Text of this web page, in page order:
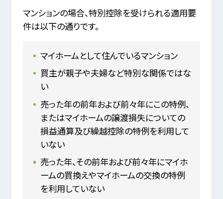
マンションの場合、特別控除を受けられる適用要
件は以下の通りです。
マイホームとして住んでいるマンション
買主が親子や夫婦など特別な関係ではな
い
売った年の前年および前々年にこの特例、
またはマイホームの譲渡損失についての
損益通算及び繰越控除の特例を利用して
いない
売った年、その前年および前々年にマイホ
ームの買換えやマイホームの交換の特例
を利用していない